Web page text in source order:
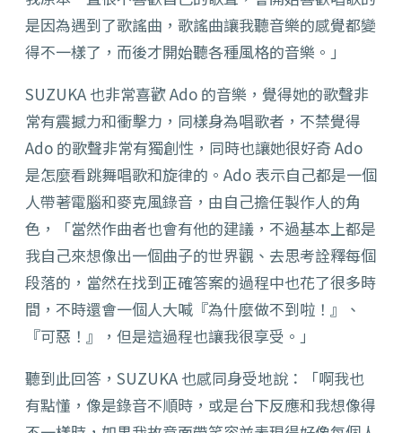
是因為遇到了歌謠曲，歌謠曲讓我聽音樂的感覺都變
得不一樣了，而後才開始聽各種風格的音樂。」
SUZUKA 也非常喜歡 Ado 的音樂，覺得她的歌聲非
常有震撼力和衝擊力，同樣身為唱歌者，不禁覺得
Ado 的歌聲非常有獨創性，同時也讓她很好奇 Ado
是怎麼看跳舞唱歌和旋律的。Ado 表示自己都是一個
人帶著電腦和麥克風錄音，由自己擔任製作人的角
色，「當然作曲者也會有他的建議，不過基本上都是
我自己來想像出一個曲子的世界觀、去思考詮釋每個
段落的，當然在找到正確答案的過程中也花了很多時
間，不時還會一個人大喊 『為什麼做不到啦！ 』、
『可惡！ 』
，但是這過程也讓我很享受。」
聽到此回答，SUZUKA 也感同身受地說：「啊我也
有點懂，像是錄音不順時，或是台下反應和我想像得